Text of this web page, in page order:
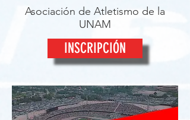
Asociación de Atletismo de la
UNAM
INSCRIPCIÓN